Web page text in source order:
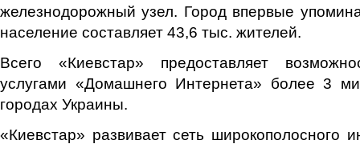
железнодорожный узел. Город впервые
население составляет 43,6 тыс. жителей.
Всего «Киевстар» предоставляет
услугами «Домашнего Интернета» более 3
городах Украины.
«Киевстар» развивает сеть широкополосного